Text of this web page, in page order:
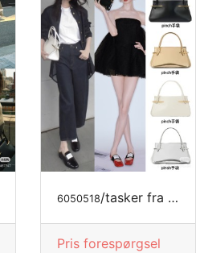
6050518/tasker fra GIVENCHY
Pris forespørgsel